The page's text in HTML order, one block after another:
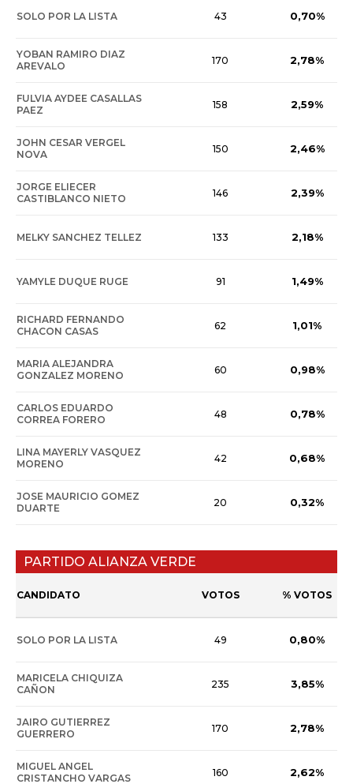
SOLO POR LA LISTA 43 0,70%
YOBAN RAMIRO DIAZ
AREVALO
170 2,78%
FULVIA AYDEE CASALLAS
PAEZ
158 2,59%
JOHN CESAR VERGEL
NOVA
150 2,46%
JORGE ELIECER
CASTIBLANCO NIETO
146 2,39%
MELKY SANCHEZ TELLEZ 133 2,18%
YAMYLE DUQUE RUGE 91 1,49%
RICHARD FERNANDO
CHACON CASAS
62 1,01%
MARIA ALEJANDRA
GONZALEZ MORENO
60 0,98%
CARLOS EDUARDO
CORREA FORERO
48 0,78%
LINA MAYERLY VASQUEZ
MORENO
42 0,68%
JOSE MAURICIO GOMEZ
DUARTE
20 0,32%
PARTIDO ALIANZA VERDE
CANDIDATO VOTOS % VOTOS
SOLO POR LA LISTA 49 0,80%
MARICELA CHIQUIZA
CAÑON
235 3,85%
JAIRO GUTIERREZ
GUERRERO
170 2,78%
MIGUEL ANGEL
CRISTANCHO VARGAS
160 2,62%